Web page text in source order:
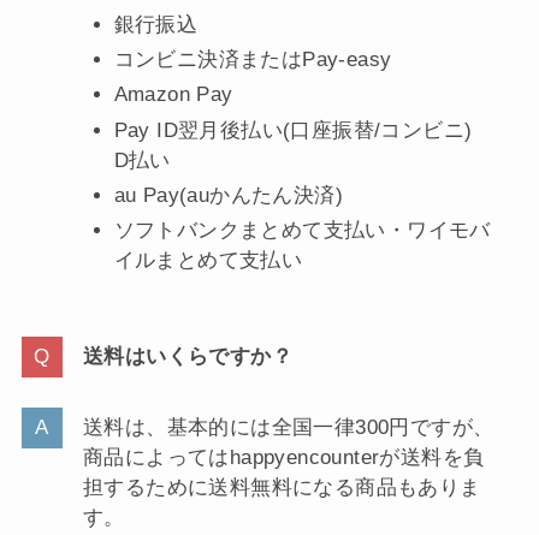
銀行振込
コンビニ決済またはPay-easy
Amazon Pay
Pay ID翌月後払い(口座振替/コンビニ)
D払い
au Pay(auかんたん決済)
ソフトバンクまとめて支払い・ワイモバ
イルまとめて支払い
送料はいくらですか？
送料は、基本的には全国一律300円ですが、
商品によってはhappyencounterが送料を負
担するために送料無料になる商品もありま
す。